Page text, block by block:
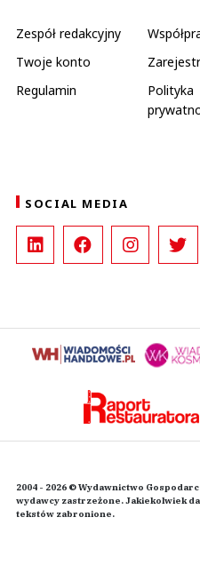
Zespół redakcyjny
Twoje konto
Regulamin
Polityka
SOCIAL MEDIA
2004 - 2026 © Wydawnictwo
wydawcy zastrzeżone. Jakiekolwiek
tekstów zabronione.